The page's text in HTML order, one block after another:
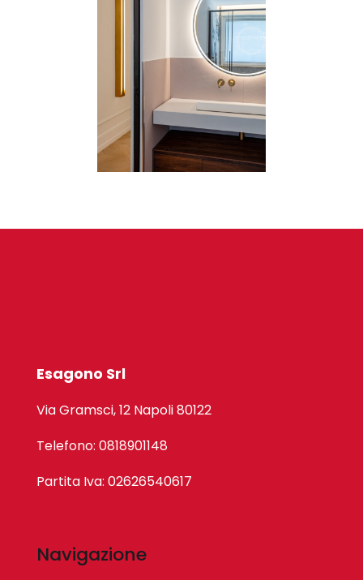
Esagono Srl
Via Gramsci, 12 Napoli 80122
Telefono: 0818901148
Partita Iva: 02626540617
Navigazione